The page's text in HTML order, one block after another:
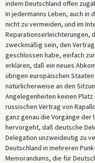
beim Zustandekommen des
britischen Beamten führte.
Erfolg der Bolschewiki in der
sich bald an die neue Realität
und begann Anfang 1920, sich
das Regime einzusetzen.
Förderung der unmittelbaren
sondern auch ein Mittel, um
Zeitplan für die
in London aufgestellt hatten
Forderungen“, die in einem
Maltzan schürte bei seinen
Frankreich und Russland sich
damit die ein halbes
geopolitischen Einkreisung
indem Deutschland offen
In jedermanns Leben, auch in
nicht zu vermeiden, und im
Reparationserleichterungen,
zweckmäßig sein, den
geschlossen habe, einfach
erklären, daß ein neues
übrigen europäischen
natürlicherweise an den
Angelegenheiten keinen
russischen Vertrag von
ganz genau die Vorgänge
hervorgeht, daß deutsche
Delegation unzweideutig zu
Deutschland in mehreren
Memorandums, die für